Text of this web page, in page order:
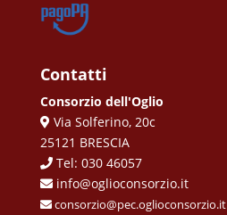
Contatti
Consorzio dell'Oglio
Via Solferino, 20c
25121 BRESCIA
Tel: 030 46057
info@oglioconsorzio.it
consorzio@pec.oglioconsorzio.it